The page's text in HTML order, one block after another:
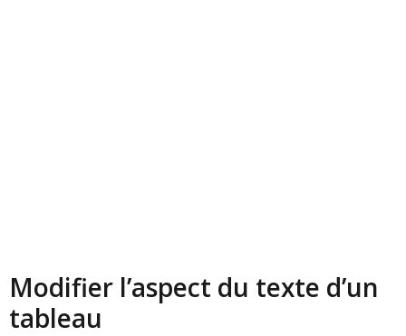
Modifier l’aspect du texte d’un
tableau